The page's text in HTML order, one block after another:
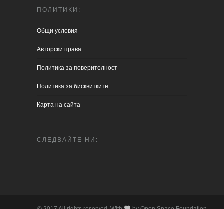
ПОЛИТИКИ:
Общи условия
Aвторски права
Политика за поверителност
Политика за бисквитките
Карта на сайта
СЛЕДВАЙТЕ НИ: